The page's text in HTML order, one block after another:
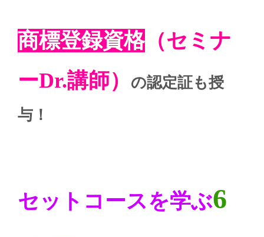
商標登録資格 （セミナ
ーDr.講師）
の認定証も授
与！
セットコースを学ぶ6